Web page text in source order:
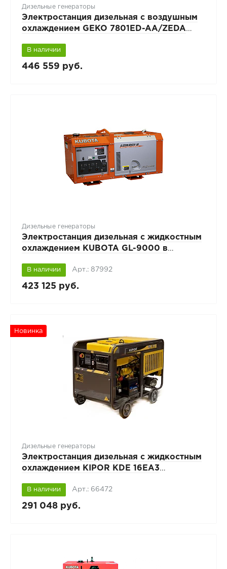
Дизельные генераторы
Электростанция дизельная с воздушным
охлаждением GEKO 7801ED-AA/ZEDA
В наличии
446 559 руб.
Дизельные генераторы
Электростанция дизельная с жидкостным
охлаждением KUBOTA GL-9000 в
В наличии Арт.: 87992
423 125 руб.
Новинка
Дизельные генераторы
Электростанция дизельная с жидкостным
охлаждением KIPOR KDE 16EA3
В наличии Арт.: 66472
291 048 руб.